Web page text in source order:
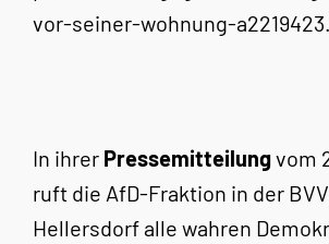
vor-seiner-wohnung-
In ihrer Pressemitteilungvom
ruft die AfD-Fraktion in der
Hellersdorf alle wahren